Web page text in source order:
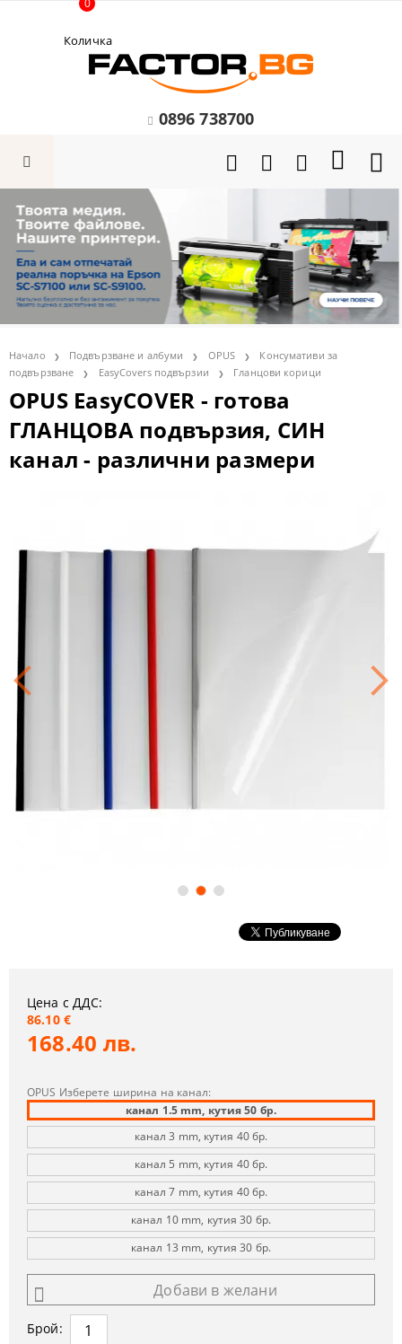
Количка
0
0896 738700
Начало Подвързване и албуми OPUS
Консумативи за
подвързване
EasyCovers подвързии Гланцови корици
OPUS EasyCOVER - готова
ГЛАНЦОВА подвързия, СИН
канал - различни размери
Цена с ДДС:
86.10 €
168.40 лв.
OPUS Изберете ширина на канал:
канал 1.5 mm, кутия 50 бр.
канал 3 mm, кутия 40 бр.
канал 5 mm, кутия 40 бр.
канал 7 mm, кутия 40 бр.
канал 10 mm, кутия 30 бр.
канал 13 mm, кутия 30 бр.
Добави в желани
Брой: